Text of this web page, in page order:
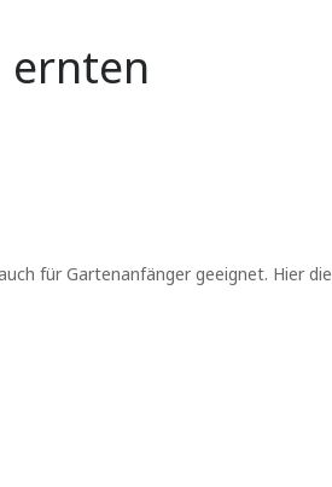
ernten
für Gartenanfänger geeignet. Hier die